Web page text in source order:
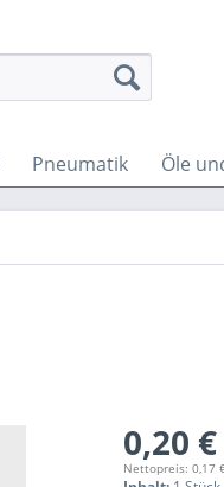
Pneumatik Öle
0,20
Nettopreis: 0,17